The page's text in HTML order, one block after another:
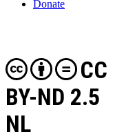
Donate
CC
BY-ND 2.5
NL